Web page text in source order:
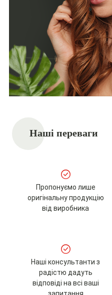
Наші переваги
Пропонуємо лише
оригінальну продукцію
від виробника
Наші консультанти з
радістю дадуть
відповіді на всі ваші